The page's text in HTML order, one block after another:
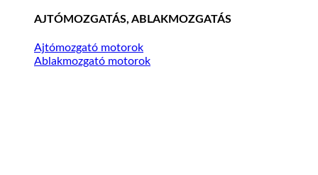
AJTÓMOZGATÁS, ABLAKMOZGATÁS
Ajtómozgató motorok
Ablakmozgató motorok